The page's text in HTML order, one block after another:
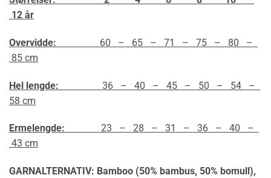
12 år
Overvidde:
60 – 65 – 71 – 75 – 80 –
85 cm
Hel lengde:
36 – 40 – 45 – 50 – 54 –
58 cm
Ermelengde:
23 – 28 – 31 – 36 – 40 –
43 cm
GARNALTERNATIV: Bamboo (50% bambus, 50% bomull),